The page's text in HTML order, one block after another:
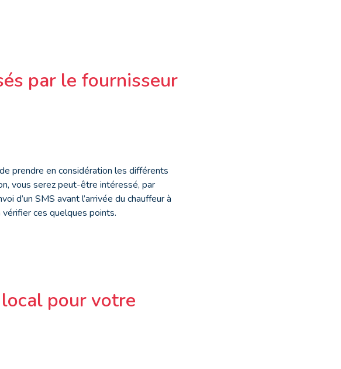
par le fournisseur
prendre en considération les différents
vous serez peut-être intéressé, par
d’un SMS avant l’arrivée du chauffeur à
ces quelques points.
pour votre